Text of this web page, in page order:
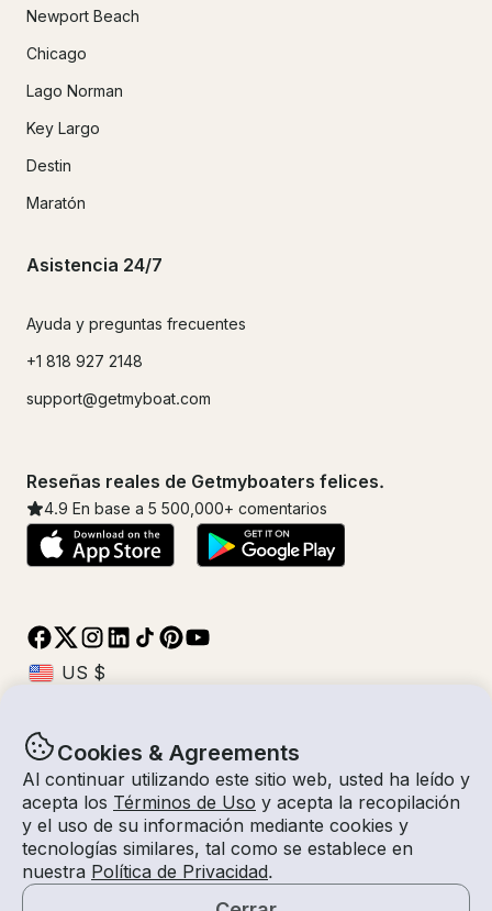
Cookies & Agreements
Al continuar utilizando este sitio web, usted ha leído y
acepta los Términos de Uso y acepta la recopilación
y el uso de su información mediante cookies y
tecnologías similares, tal como se establece en
nuestra Política de Privacidad.
Newport Beach
Chicago
Lago Norman
Key Largo
Destin
Maratón
Asistencia 24/7
Ayuda y preguntas frecuentes
+1 818 927 2148
support@getmyboat.com
Reseñas reales de Getmyboaters felices.
4.9 En base a 5 500,000+ comentarios
© Getmyboat 2026TérminosPrivacidad
08 - 10 ago 2026
3 días2 Invitados
Auto-Capitán
$1,815 /dia